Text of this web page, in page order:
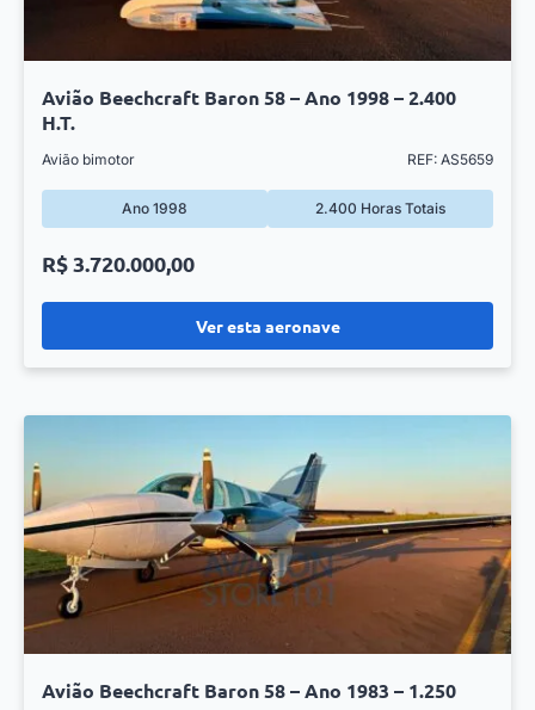
Avião Beechcraft Baron 58 – Ano 1998 – 2.400
H.T.
Avião bimotor REF: AS5659
Ano 1998 2.400 Horas Totais
Ver esta aeronave
R$ 3.720.000,00
Avião Beechcraft Baron 58 – Ano 1983 – 1.250